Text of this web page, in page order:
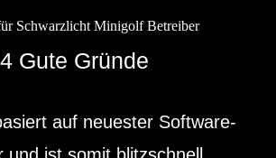
Schwarzlicht Minigolf Betreiber
4 Gute Gründe
auf neuester Software-